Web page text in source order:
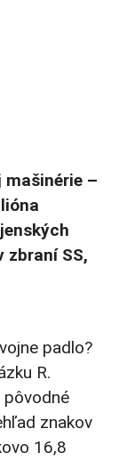
mašinérie –
zbraní SS,
padlo?
R.
pôvodné
znakov
16,8